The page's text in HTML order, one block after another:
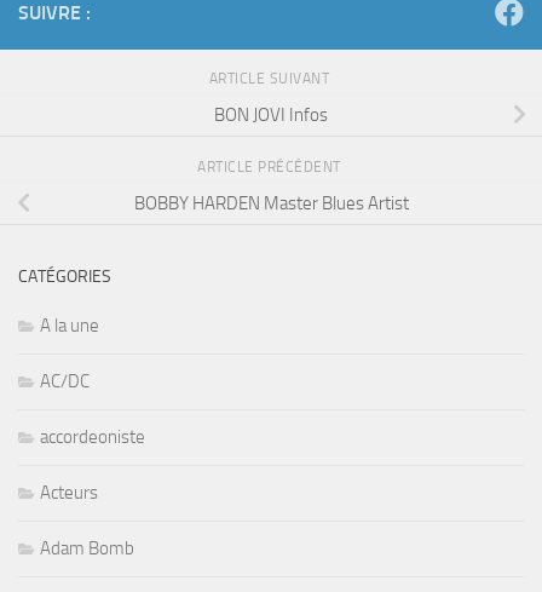
SUIVRE :
ARTICLE SUIVANT
BON JOVI Infos
ARTICLE PRÉCÉDENT
BOBBY HARDEN Master Blues Artist
CATÉGORIES
A la une
AC/DC
accordeoniste
Acteurs
Adam Bomb